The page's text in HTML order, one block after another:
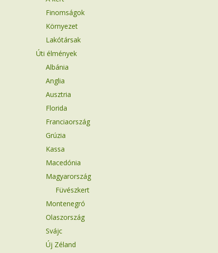
Finomságok
Környezet
Lakótársak
Úti élmények
Albánia
Anglia
Ausztria
Florida
Franciaország
Grúzia
Kassa
Macedónia
Magyarország
Füvészkert
Montenegró
Olaszország
Svájc
Új Zéland